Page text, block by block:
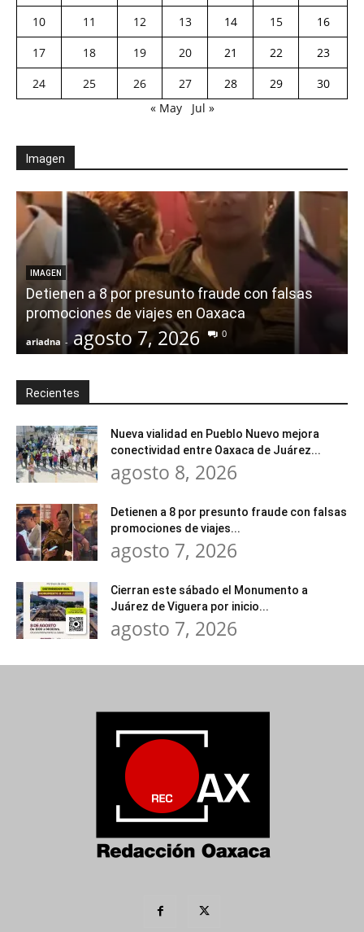
10
11 12 13 14 15
16
17
18 19 20 21 22
23
24
25 26 27 28 29
30
« May
Jul »
Imagen
IMAGEN
Detienen a 8 por presunto fraude con falsas
promociones de viajes en Oaxaca
ariadna - agosto 7, 2026 0
Recientes
Nueva vialidad en Pueblo Nuevo mejora
conectividad entre Oaxaca de Juárez...
agosto 8, 2026
Detienen a 8 por presunto fraude con falsas
promociones de viajes...
agosto 7, 2026
Cierran este sábado el Monumento a
Juárez de Viguera por inicio...
agosto 7, 2026